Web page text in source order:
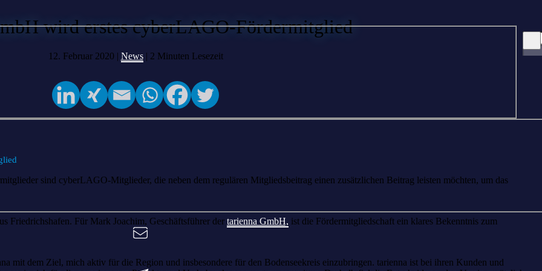
wird erstes cyberLAGO-Fördermitglied
12. Februar 2020 | News| 2 Minuten Lesezeit
sind cyberLAGO-Mitglieder, die neben dem regulären Mitgliedsbeitrag einen zusätzlichen Beitrag leisten möchten, um das
Friedrichshafen. Für Mark Joachim, Geschäftsführer der tarienna GmbH, ist die Fördermitgliedschaft ein klares Bekenntnis zum
mit dem Ziel, mich aktiv für die Region und insbesondere für den Bodenseekreis einzubringen. tarienna ist bei ihren Kunden und